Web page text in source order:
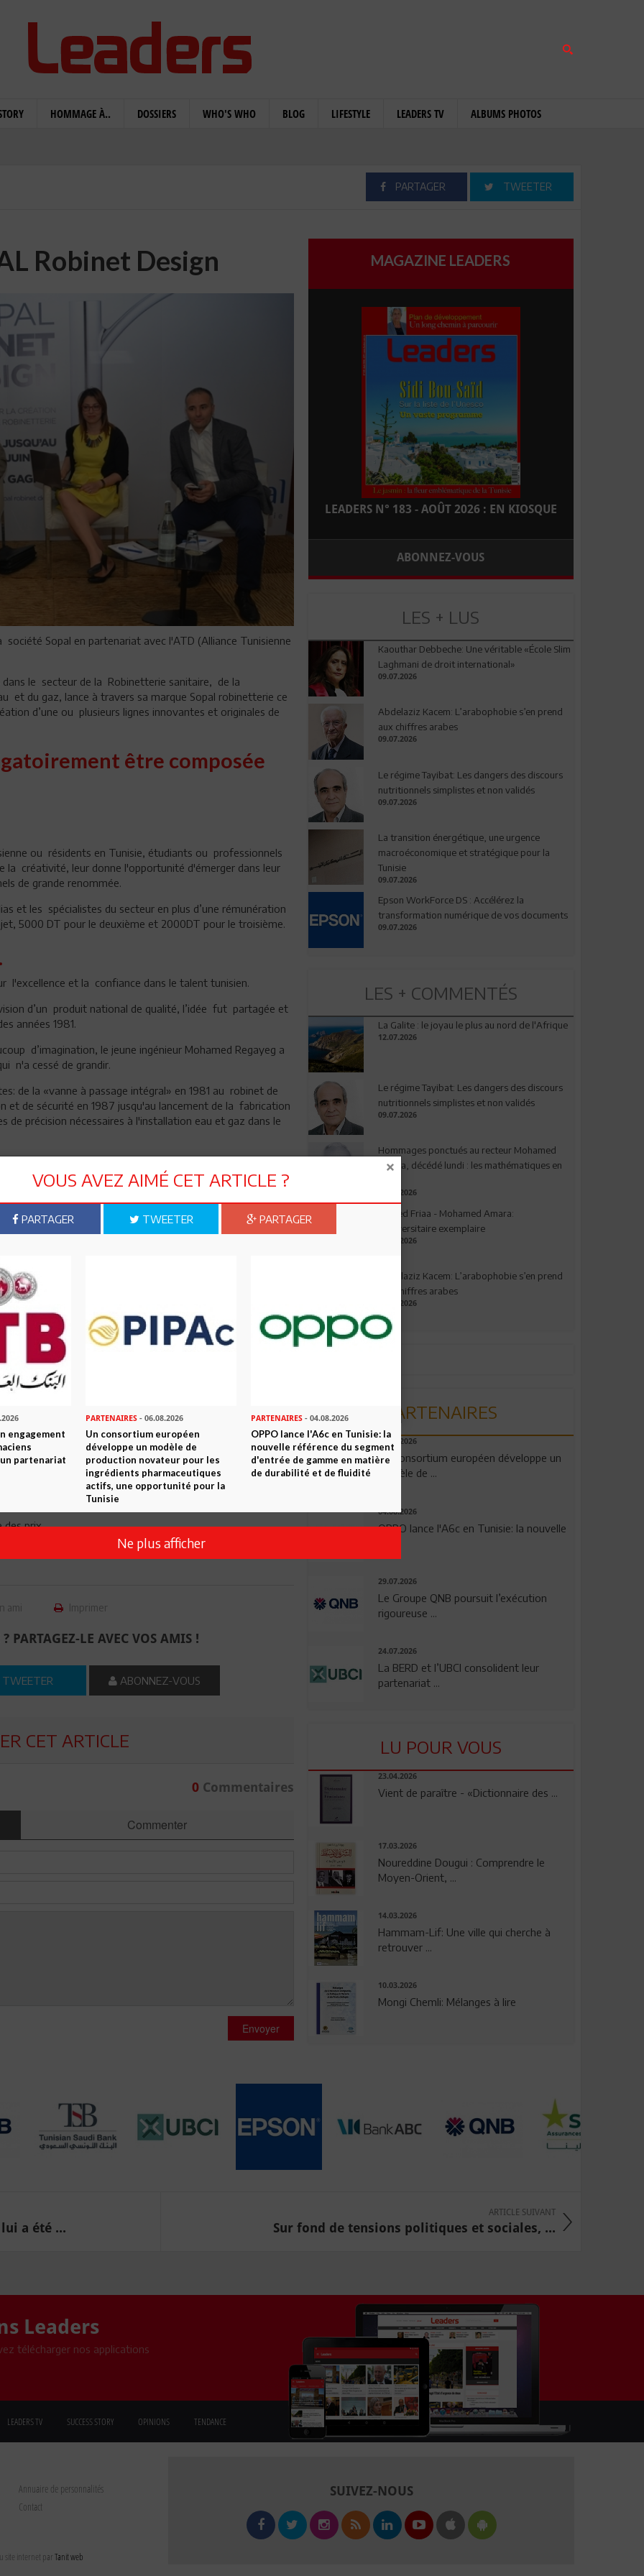
HOMMAGE À.. DOSSIERS WHO'S WHO BLOG LIFESTYLE LEADERS TV ALBUMS PHOTOS
PARTAGER TWEETER
Robinet Design
Sopal en partenariat avec l'ATD (Alliance Tunisienne
le secteur de la Robinetterie sanitaire, de la
et du gaz, lance à travers sa marque Sopal robinetterie ce
d’une ou plusieurs lignes innovantes et originales de
être composée
ou résidents en Tunisie, étudiants ou professionnels
la créativité, leur donne l'opportunité d'émerger dans leur
de grande renommée.
et les spécialistes du secteur en plus d’une rémunération
5000 DT pour le deuxième et 2000DT pour le troisième.
l'excellence et la confiance dans le talent tunisien.
d’un produit national de qualité, l’idée fut partagée et
années 1981.
d’imagination, le jeune ingénieur Mohamed Regayeg a
n'a cessé de grandir.
de la «vanne à passage intégral» en 1981 au robinet de
et de sécurité en 1987 jusqu'au lancement de la fabrication
précision nécessaires à l'installation eau et gaz dans le
présente par ses produits dans la plupart des
le potentiel de la réussite et que le design servira de levier
cru dans le potentiel tunisien puise aujourd'hui dans
en Tunisie.
sur le site:
2017 et la délibération finale et remise des prix sont fixées
Taktak l’invitée d’honneur de cette cession.
(Phase 1)
des prix
veuillez contacter l’adresse web citée ou la page FB
ami Imprimer
PARTAGEZ-LE AVEC VOS AMIS !
TWEETER ABONNEZ-VOUS
CET ARTICLE
0Commentaires
Commenter
Envoyer
MAGAZINE LEADERS
LEADERS N° 183 - AOÛT 2026 : EN KIOSQUE
ABONNEZ-VOUS
LES + LUS
Kaouthar Debbeche: Une véritable «École Slim
Laghmani de droit international»
09.07.2026
Abdelaziz Kacem: L’arabophobie s’en prend
aux chiffres arabes
09.07.2026
Le régime Tayibat: Les dangers des discours
nutritionnels simplistes et non validés
09.07.2026
La transition énergétique, une urgence
macroéconomique et stratégique pour la
Tunisie
09.07.2026
Epson WorkForce DS : Accélérez la
transformation numérique de vos documents
09.07.2026
LES + COMMENTÉS
La Galite : le joyau le plus au nord de l'Afrique
12.07.2026
Le régime Tayibat: Les dangers des discours
nutritionnels simplistes et non validés
09.07.2026
Hommages ponctués au recteur Mohamed
Amara, décédé lundi : les mathématiques en
03.08.2026
Ahmed Friaa - Mohamed Amara:
l’Universitaire exemplaire
04.08.2026
Abdelaziz Kacem: L’arabophobie s’en prend
aux chiffres arabes
09.07.2026
PARTENAIRES
06.08.2026
Un consortium européen développe un
modèle de ...
04.08.2026
OPPO lance l'A6c en Tunisie: la nouvelle
29.07.2026
Le Groupe QNB poursuit l’exécution
rigoureuse ...
24.07.2026
La BERD et l’UBCI consolident leur
partenariat ...
LU POUR VOUS
23.04.2026
Vient de paraître - «Dictionnaire des ...
17.03.2026
Noureddine Dougui : Comprendre le
Moyen-Orient, ...
14.03.2026
Hammam-Lif: Une ville qui cherche à
retrouver ...
10.03.2026
Mongi Chemli: Mélanges à lire
a été ...
ARTICLE SUIVANT
Sur fond de tensions politiques et sociales, ...
Leaders
télécharger nos applications
LEADERS TV SUCCESS STORY OPINIONS TENDANCE
Annuaire de personnalités
Contact
site internet parTanit web
SUIVEZ-NOUS
VOUS AVEZ AIMÉ CET ARTICLE ?
PARTAGER TWEETER PARTAGER
engagement
un partenariat
PARTENAIRES - 06.08.2026
Un consortium européen
développe un modèle de
production novateur pour les
ingrédients pharmaceutiques
actifs, une opportunité pour la
Tunisie
PARTENAIRES- 04.08.2026
OPPO lance l'A6c en Tunisie: la
nouvelle référence du segment
d'entrée de gamme en matière
de durabilité et de fluidité
Ne plus afficher